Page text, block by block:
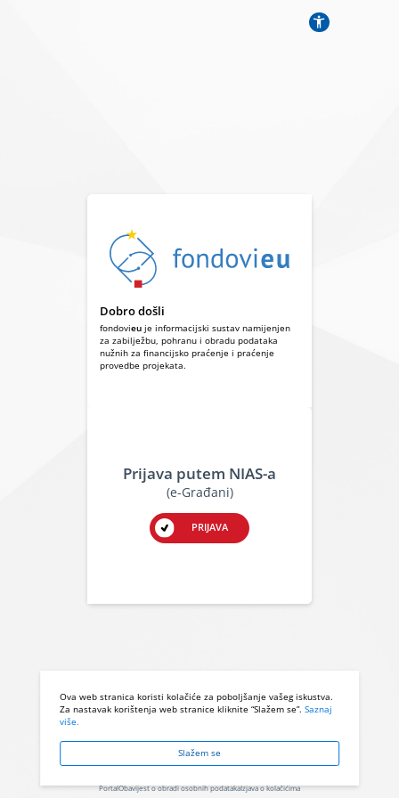
Ova web stranica koristi kolačiće za poboljšanje vašeg iskustva.
Za nastavak korištenja web stranice kliknite “Slažem se”.Saznaj
više.
Slažem se
Dobro došli
fondovieu je informacijski sustav namijenjen
za zabilježbu, pohranu i obradu podataka
nužnih za financijsko praćenje i praćenje
provedbe projekata.
Prijava putem NIAS-a
(e-Građani)
PRIJAVA
PortalObavijest o obradi osobnih podatakaIzjava o kolačićima